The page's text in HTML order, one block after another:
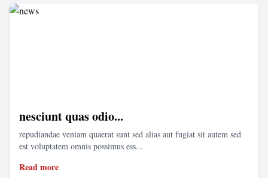
nesciunt quas odio...
repudiandae veniam quaerat sunt sed alias aut fugiat sit autem sed
est voluptatem omnis possimus ess...
Read more